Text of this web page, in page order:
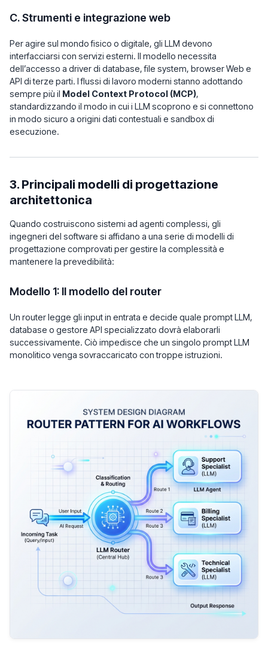
C. Strumenti e integrazione web
Per agire sul mondo fisico o digitale, gli LLM devono
interfacciarsi con servizi esterni. Il modello necessita
dell’accesso a driver di database, file system, browser Web e
API di terze parti. I flussi di lavoro moderni stanno adottando
sempre più il Model Context Protocol (MCP),
standardizzando il modo in cui i LLM scoprono e si connettono
in modo sicuro a origini dati contestuali e sandbox di
esecuzione.
3. Principali modelli di progettazione
architettonica
Quando costruiscono sistemi ad agenti complessi, gli
ingegneri del software si affidano a una serie di modelli di
progettazione comprovati per gestire la complessità e
mantenere la prevedibilità:
Modello 1: Il modello del router
Un router legge gli input in entrata e decide quale prompt LLM,
database o gestore API specializzato dovrà elaborarli
successivamente. Ciò impedisce che un singolo prompt LLM
monolitico venga sovraccaricato con troppe istruzioni.